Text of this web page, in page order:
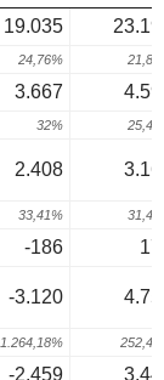
19.035
24,76%
3.667
32%
2.408
33,41%
-186
-3.120
-2.459